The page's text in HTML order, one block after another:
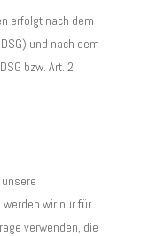
erfolgt nach dem
und nach dem
bzw. Art. 2
wir nur für
verwenden, die